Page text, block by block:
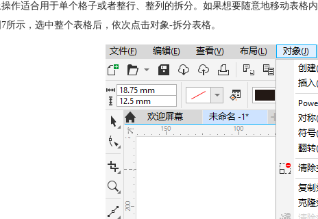
操作适合用于单个格子或者整行、整列的拆分。如果想要随意地移动表格
所示，选中整个表格后，依次点击对象-拆分表格。